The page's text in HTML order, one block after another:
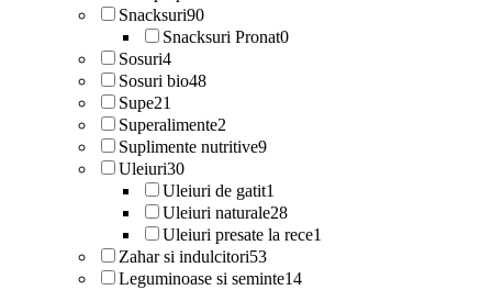
Snacksuri90
Snacksuri Pronat0
Sosuri4
Sosuri bio48
Supe21
Superalimente2
Suplimente nutritive9
Uleiuri30
Uleiuri de gatit1
Uleiuri naturale28
Uleiuri presate la rece1
Zahar si indulcitori53
Leguminoase si seminte14